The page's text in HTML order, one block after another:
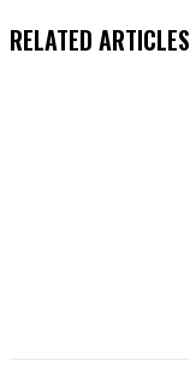
RELATED ARTICLES